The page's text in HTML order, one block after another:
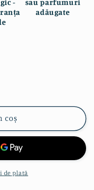
-
sau parfumuri
adăugate
coș
de plată